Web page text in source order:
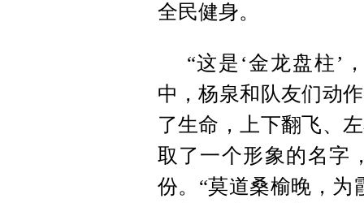
全民健身。
“这是‘金龙盘柱’
中，杨泉和队友们动
了生命，上下翻飞、
取了一个形象的名字
份。“莫道桑榆晚，为